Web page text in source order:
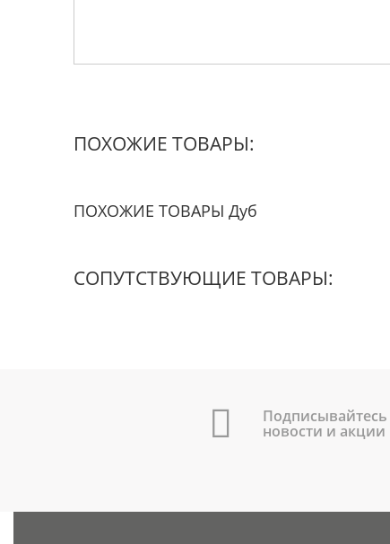
ПОХОЖИЕ ТОВАРЫ:
ПОХОЖИЕ ТОВАРЫ Дуб
СОПУТСТВУЮЩИЕ ТОВАРЫ:
Подписывайтесь
новости и акции